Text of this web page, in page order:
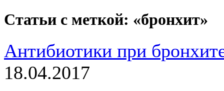
Статьи с меткой: «бронхит»
Антибиотики при
18.04.2017